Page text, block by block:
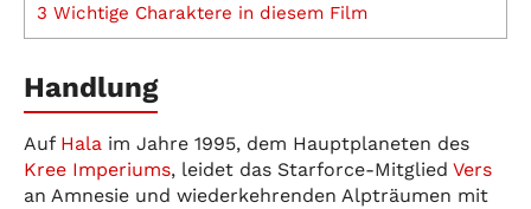
3 Wichtige Charaktere in diesem Film
Handlung
Auf Hala im Jahre 1995, dem Hauptplaneten des
Kree Imperiums, leidet das Starforce-Mitglied Vers
an Amnesie und wiederkehrenden Alpträumen mit